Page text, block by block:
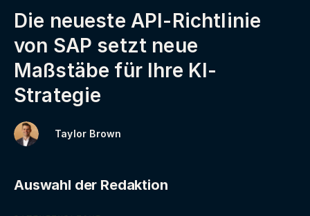
Die neueste API-Richtlinie
von SAP setzt neue
Maßstäbe für Ihre KI-
Strategie
Taylor Brown
Auswahl der Redaktion